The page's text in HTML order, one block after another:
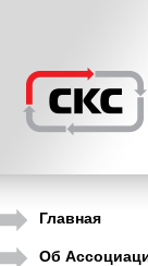
Главная
Об